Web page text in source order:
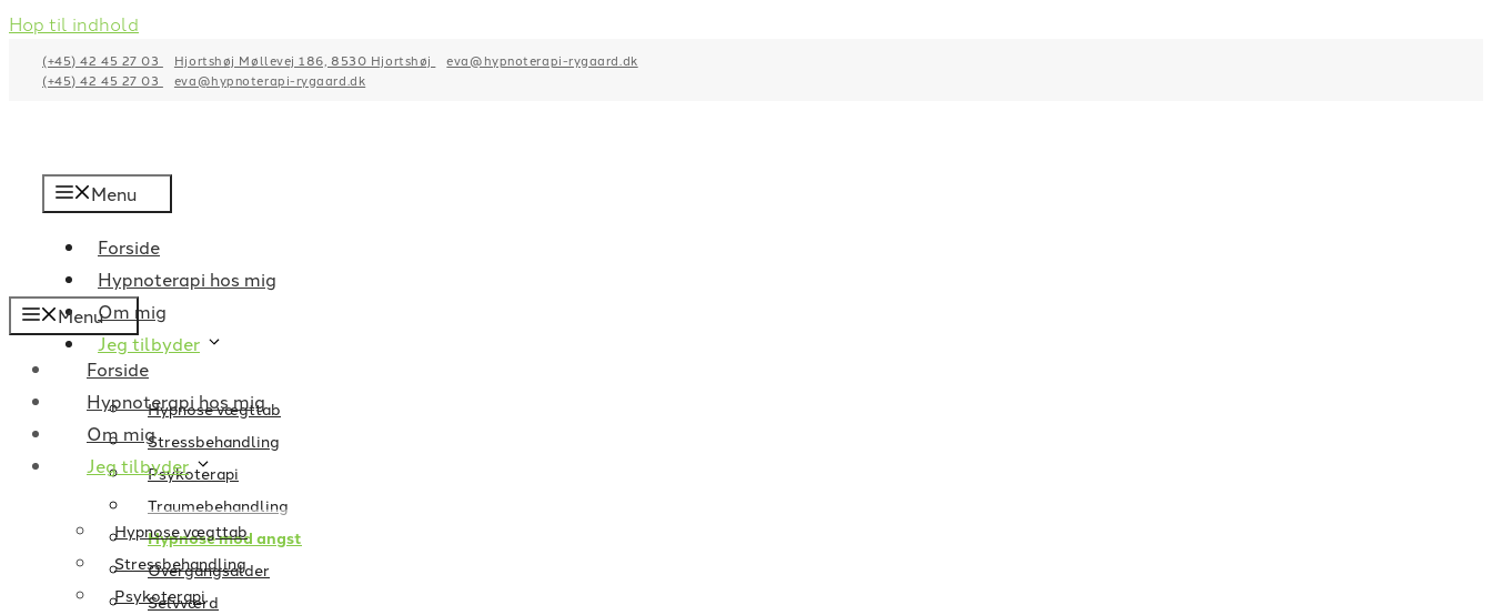
Hop til indhold
(+45) 42 45 27 03 Hjortshøj Møllevej 186, 8530 Hjortshøj
eva@hypnoterapi-rygaard.dk
(+45) 42 45 27 03
eva@hypnoterapi-rygaard.dk
Menu
Forside
Hypnoterapi hos mig
Om mig
Jeg tilbyder
Hypnose vægttab
Stressbehandling
Psykoterapi
Traumebehandling
Hypnose mod angst
Overgangsalder
Selvværd
Menu
Forside
Hypnoterapi hos mig
Om mig
Jeg tilbyder
Hypnose vægttab
Stressbehandling
Psykoterapi